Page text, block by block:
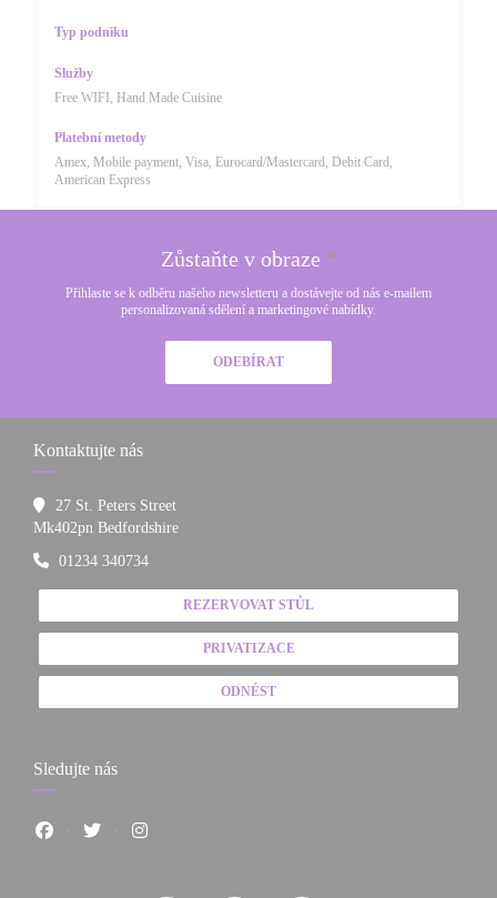
Typ podniku
Služby
Free WIFI, Hand Made Cuisine
Platební metody
Amex, Mobile payment, Visa, Eurocard/Mastercard, Debit Card,
American Express
Zůstaňte v obraze *
Přihlaste se k odběru našeho newsletteru a dostávejte od nás e-mailem
personalizovaná sdělení a marketingové nabídky.
ODEBÍRAT
Kontaktujte nás
27 St. Peters Street
Mk402pn Bedfordshire((otevře se v novém okně))
01234 340734
REZERVOVAT STŮL
PRIVATIZACE
ODNÉST
Sledujte nás
Facebook ((otevře se v novém okně))
Twitter ((otevře se v novém okně))
Instagram ((otevře se v novém okně))